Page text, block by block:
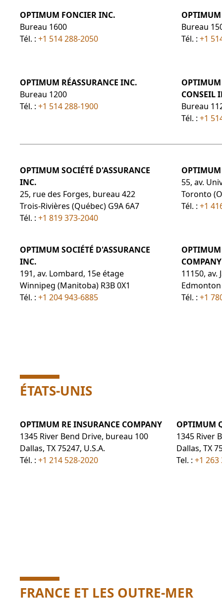
OPTIMUM FONCIER INC.
Bureau 1600
Tél. : +1 514 288-2050
Bureau
Tél. : +1
OPTIMUM RÉASSURANCE INC.
Bureau 1200
Tél. : +1 514 288-1900
CONSEIL
Bureau
Tél. : +1
OPTIMUM SOCIÉTÉ D'ASSURANCE
INC.
25, rue des Forges, bureau 422
Trois-Rivières (Québec) G9A 6A7
Tél. : +1 819 373-2040
OPTIMUM
55, av.
Toronto
Tél. : +1
OPTIMUM SOCIÉTÉ D'ASSURANCE
INC.
191, av. Lombard, 15e étage
Winnipeg (Manitoba) R3B 0X1
Tél. : +1 204 943-6885
OPTIMUM
11150, av.
Edmonton
Tél. : +1
ÉTATS-UNIS
OPTIMUM RE INSURANCE COMPANY
1345 River Bend Drive, bureau 100
Dallas, TX 75247, U.S.A.
Tél. : +1 214 528-2020
OPTIMUM
1345 River
Dallas, TX
Tel. : +1 263
FRANCE ET LES OUTRE-MER